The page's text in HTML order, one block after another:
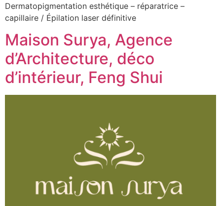
Dermatopigmentation esthétique – réparatrice –
capillaire / Épilation laser définitive
Maison Surya, Agence
d’Architecture, déco
d’intérieur, Feng Shui